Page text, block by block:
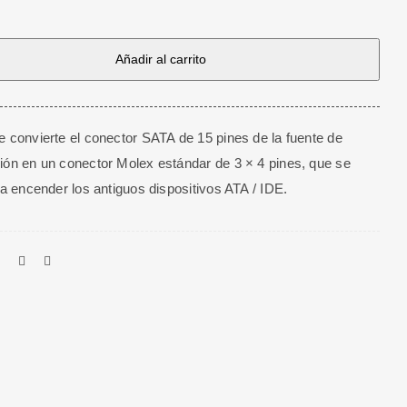
Añadir al carrito
convierte el conector SATA de 15 pines de la fuente de
en un conector Molex estándar de 3 × 4 pines, que se
encender los antiguos dispositivos ATA / IDE.